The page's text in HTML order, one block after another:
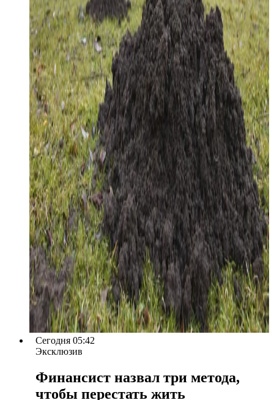
Сегодня 05:42
Эксклюзив
Финансист назвал три метода,
чтобы перестать жить